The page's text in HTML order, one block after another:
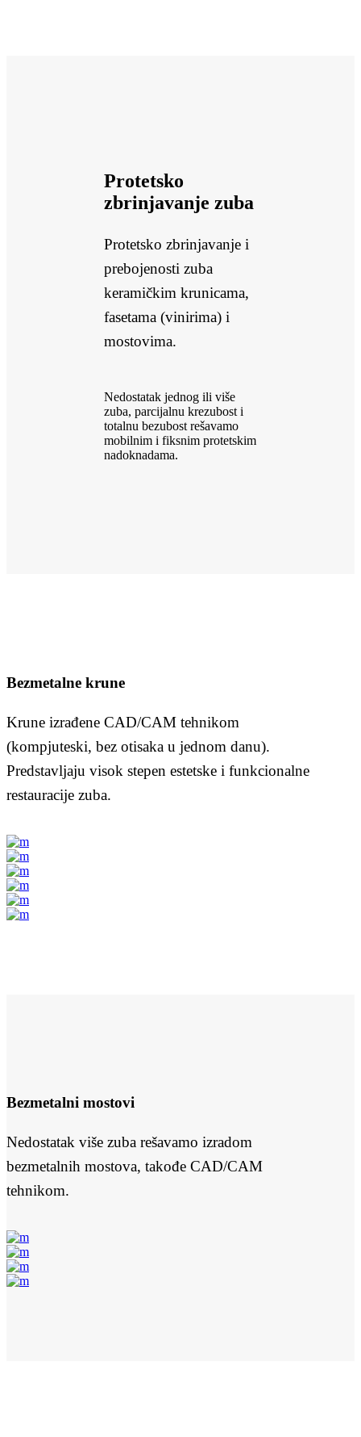
Protetsko
zbrinjavanje zuba
Protetsko zbrinjavanje i
prebojenosti zuba
keramičkim krunicama,
fasetama (vinirima) i
mostovima.
Nedostatak jednog ili više
zuba, parcijalnu krezubost i
totalnu bezubost rešavamo
mobilnim i fiksnim protetskim
nadoknadama.
Bezmetalne krune
Krune izrađene CAD/CAM tehnikom
(kompjuteski, bez otisaka u jednom danu).
Predstavljaju visok stepen estetske i funkcionalne
restauracije zuba.
Bezmetalni mostovi
Nedostatak više zuba rešavamo izradom
bezmetalnih mostova, takođe CAD/CAM
tehnikom.